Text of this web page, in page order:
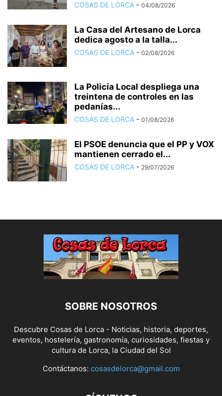
COSAS DE LORCA - 04/08/2026
La Casa del Artesano de Lorca
dedica agosto a la talla...
COSAS DE LORCA - 02/08/2026
La Policía Local despliega una
treintena de controles en las
pedanías...
COSAS DE LORCA - 01/08/2026
El PSOE denuncia que el PP y VOX
mantienen cerrado el...
COSAS DE LORCA - 29/07/2026
SOBRE NOSOTROS
Descubre Cosas de Lorca - Noticias, historia, deportes,
eventos, hostelería, gastronomía, curiosidades, fiestas y
cultura de Lorca, la Ciudad del Sol
Contáctanos: cosasdelorca@gmail.com